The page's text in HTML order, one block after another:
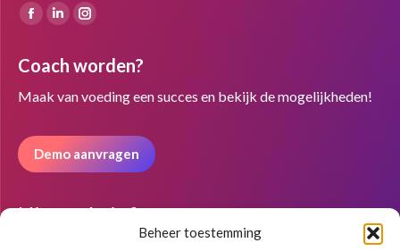
Beheer toestemming
Vind ons op:
Facebook
opens
in
window
Linkedin
opens
in
window
Instagram
opens
in
window
Coach worden?
Maak van voeding een succes en bekijk de mogelijkheden!
Demo aanvragen
Nieuwsbrief